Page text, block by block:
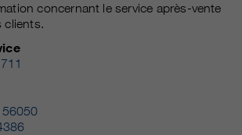
concernant le service après-vente
clients.